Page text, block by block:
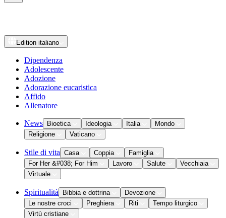
Edition italiano
Dipendenza
Adolescente
Adozione
Adorazione eucaristica
Affido
Allenatore
News Bioetica Ideologia Italia
Mondo
Religione
Vaticano
Stile di vita Casa Coppia
Famiglia
For Her &#038; For Him
Lavoro Salute
Vecchiaia
Virtuale
Spiritualità Bibbia e dottrina
Devozione
Le nostre croci
Preghiera Riti
Tempo liturgico
Virtù cristiane